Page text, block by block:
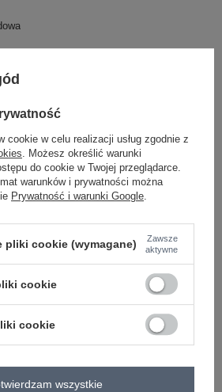
WYSYŁKI
bloga
Stylizacji z Hurtowni Odzieży
cookie w celu realizacji usług zgodnie z
. Możesz określić warunki
do cookie w Twojej przeglądarce.
warunków i prywatności można
Prywatność i warunki Google
pliki cookie (wymagane)
Zawsze
aktywne
cookie
cookie
wszystkie